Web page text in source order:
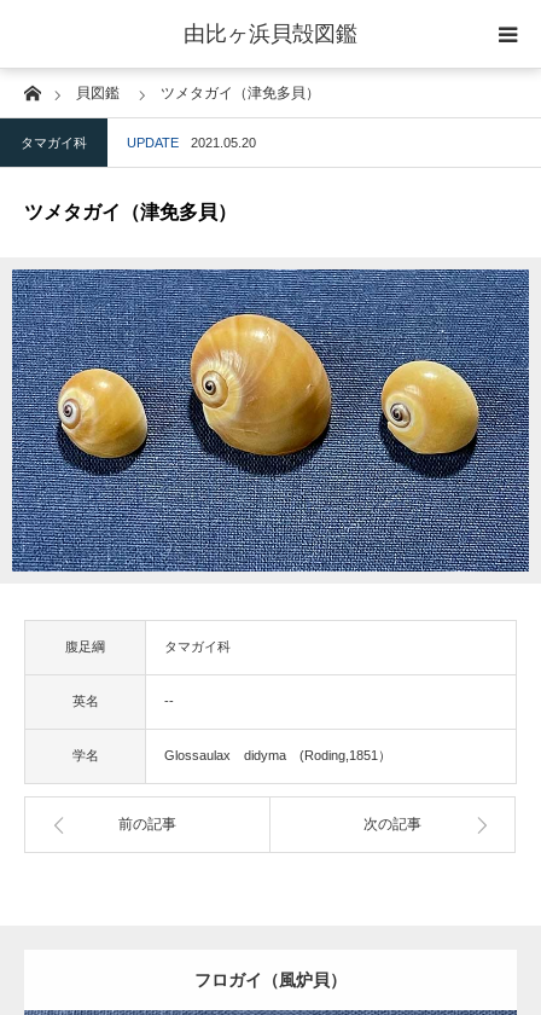
由比ヶ浜貝殻図鑑
Home貝図鑑 ツメタガイ（津免多貝）
タマガイ科 UPDATE 2021.05.20
ツメタガイ（津免多貝）
腹足綱 タマガイ科
英名 --
学名 Glossaulax didyma (Roding,1851）
前の記事 次の記事
フロガイ（風炉貝）
home
二枚貝綱
ウニ綱
gallery
blog